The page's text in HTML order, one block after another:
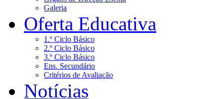
Galeria
Oferta Educativa
1.º Ciclo Básico
2.º Ciclo Básico
3.º Ciclo Básico
Ens. Secundário
Critérios de Avaliação
Notícias